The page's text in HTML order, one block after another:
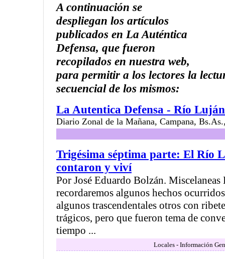
A continuación se
despliegan los artículos
publicados en La Auténtica
Defensa, que fueron
recopilados en nuestra web,
para permitir a los lectores la
secuencial de los mismos:
La Autentica Defensa - Río Luján
Diario Zonal de la Mañana, Campana,
Trigésima séptima parte: El Río
contaron y viví
Por José Eduardo Bolzán. Miscelaneas
recordaremos algunos hechos
algunos trascendentales otros con
trágicos, pero que fueron tema de
tiempo ...
Locales - Información